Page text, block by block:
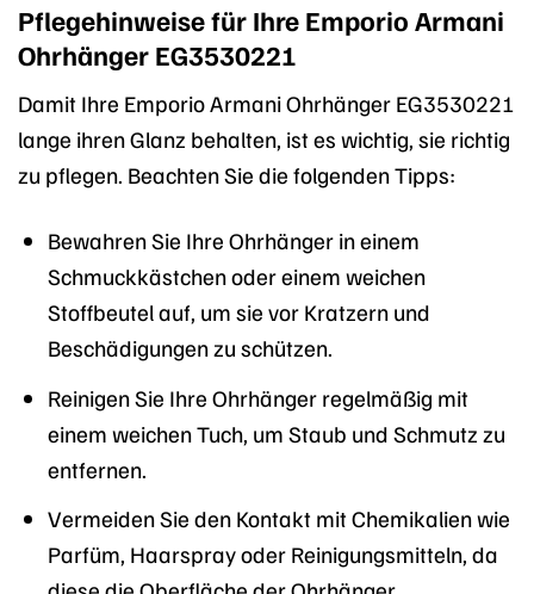
Pflegehinweise für Ihre Emporio Armani
Ohrhänger EG3530221
Damit Ihre Emporio Armani Ohrhänger EG3530221
lange ihren Glanz behalten, ist es wichtig, sie richtig
zu pflegen. Beachten Sie die folgenden Tipps:
Bewahren Sie Ihre Ohrhänger in einem
Schmuckkästchen oder einem weichen
Stoffbeutel auf, um sie vor Kratzern und
Beschädigungen zu schützen.
Reinigen Sie Ihre Ohrhänger regelmäßig mit
einem weichen Tuch, um Staub und Schmutz zu
entfernen.
Vermeiden Sie den Kontakt mit Chemikalien wie
Parfüm, Haarspray oder Reinigungsmitteln, da